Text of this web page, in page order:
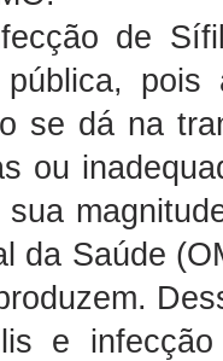
de
pública, pois
se dá na
ou
sua
da Saúde
e